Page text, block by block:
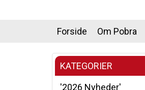
Forside Om Pobra
KATEGORIER
'2026 Nyheder'